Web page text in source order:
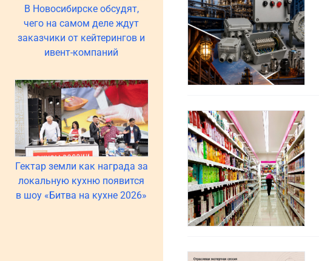
В Новосибирске обсудят,
чего на самом деле ждут
заказчики от кейтерингов и
ивент-компаний
Гектар земли как награда за
локальную кухню появится
в шоу «Битва на кухне 2026»